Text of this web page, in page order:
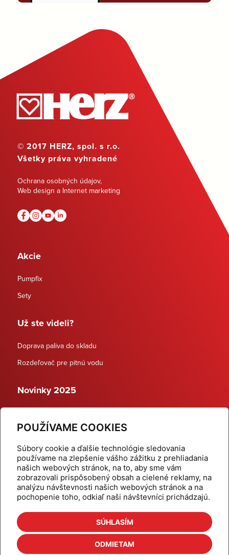
POUŽÍVAME COOKIES
Súbory cookie a ďalšie technológie sledovania
používame na zlepšenie vášho zážitku z prehliadania
našich webových stránok, na to, aby sme vám
zobrazovali prispôsobený obsah a cielené reklamy, na
analýzu návštevnosti našich webových stránok a na
pochopenie toho, odkiaľ naši návštevníci prichádzajú.
SÚHLASÍM
ODMIETAM
© 2017 HERZ, spol. s r.o.
Všetky práva vyhradené
Ochrana osobných údajov,
Web design a Internet marketing
Akcie
Pumpfix
Sety
Už ste videli?
Doprava paliva do skladu
Rozdeľovač pre pitnú vodu
Novinky 2025
Dynamické termostatické ventily
Domov
Produkty
Aktuality
Odber šikovné tipy
Kalkulačky
Cenníky
Na stiahnutie
Referencie
Kontakt